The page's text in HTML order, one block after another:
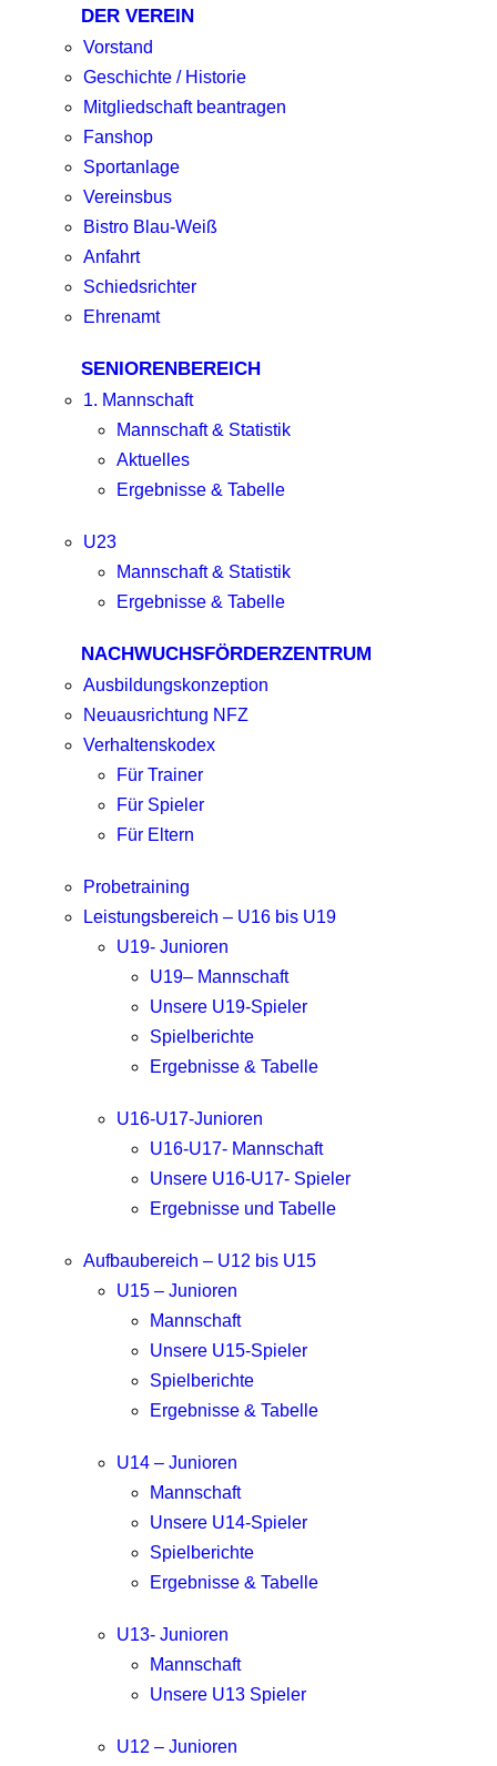
DER VEREIN
Vorstand
Geschichte / Historie
Mitgliedschaft beantragen
Fanshop
Sportanlage
Vereinsbus
Bistro Blau-Weiß
Anfahrt
Schiedsrichter
Ehrenamt
SENIORENBEREICH
1. Mannschaft
Mannschaft & Statistik
Aktuelles
Ergebnisse & Tabelle
U23
Mannschaft & Statistik
Ergebnisse & Tabelle
NACHWUCHSFÖRDERZENTRUM
Ausbildungskonzeption
Neuausrichtung NFZ
Verhaltenskodex
Für Trainer
Für Spieler
Für Eltern
Probetraining
Leistungsbereich – U16 bis U19
U19- Junioren
U19– Mannschaft
Unsere U19-Spieler
Spielberichte
Ergebnisse & Tabelle
U16-U17-Junioren
U16-U17- Mannschaft
Unsere U16-U17- Spieler
Ergebnisse und Tabelle
Aufbaubereich – U12 bis U15
U15 – Junioren
Mannschaft
Unsere U15-Spieler
Spielberichte
Ergebnisse & Tabelle
U14 – Junioren
Mannschaft
Unsere U14-Spieler
Spielberichte
Ergebnisse & Tabelle
U13- Junioren
Mannschaft
Unsere U13 Spieler
U12 – Junioren